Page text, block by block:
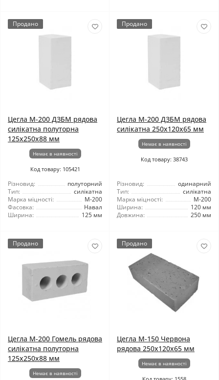
Продано
Цегла М-200 ДЗБМ рядова
силікатна полуторна
125х250х88 мм
Немає в наявності
Код товару: 105421
Різновид:
полуторний
Тип:
силікатна
Марка міцності:
М-200
Фасовка:
Навал
Ширина:
125 мм
Продано
Цегла М-200 ДЗБМ рядова
силікатна 250х120х65 мм
Немає в наявності
Код товару: 38743
Різновид:
одинарний
Тип:
силікатна
Марка міцності:
М-200
Ширина:
120 мм
Довжина:
250 мм
Продано
Цегла М-200 Гомель рядова
силікатна полуторна
125х250х88 мм
Немає в наявності
Продано
Цегла М-150 Червона
рядова 250х120х65 мм
Немає в наявності